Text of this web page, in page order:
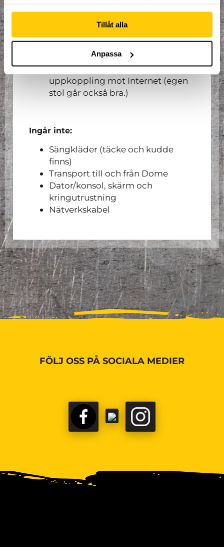
Tillåt alla
Anpassa
Middag (Pizzabuffé inkl.
Goodiebag
Egen bordsplats med stol, två
strömanslutningar och
uppkoppling mot Internet (egen
stol går också bra.)
Ingår inte:
Sängkläder (täcke och kudde
finns)
Transport till och från Dome
Dator/konsol, skärm och
kringutrustning
Nätverkskabel
FÖLJ OSS PÅ SOCIALA MEDIER